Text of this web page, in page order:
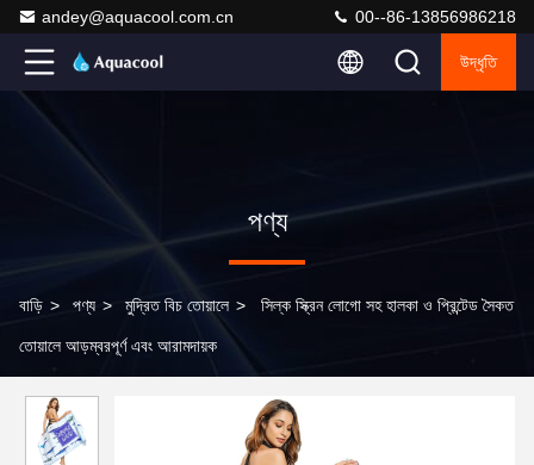
andey@aquacool.com.cn 00--86-13856986218
উদ্ধৃতি
পণ্য
বাড়ি > পণ্য > মুদ্রিত বিচ তোয়ালে > সিল্ক স্ক্রিন লোগো সহ হালকা ও প্রিন্টেড সৈকত
তোয়ালে আড়ম্বরপূর্ণ এবং আরামদায়ক